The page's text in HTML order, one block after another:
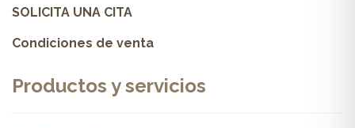
SOLICITA UNA CITA
Condiciones de venta
Productos y servicios